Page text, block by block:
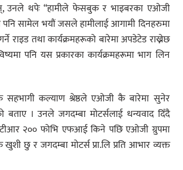
उनले थपेः “हामीले फेसबुक र भाइबरका एओजी
पनि सामेल भयौं जसले हामीलाई आगामी दिनहरुमा
राइड तथा कार्यक्रमहरूको बारेमा अपडेटेड राख्नेछ
पनि यस प्रकारका कार्यक्रमहरूमा भाग लिन
सहभागी कल्याण श्रेष्ठले एओजी कै बारेमा सुनेर
। उनले जगदम्बा मोटर्सलाई धन्यवाद दिँदै
२०० फोभि एफआई किने पछि एओजी ग्रुपमा
छु र जगदम्बा मोटर्स प्रा.लि प्रति आभार व्यक्त